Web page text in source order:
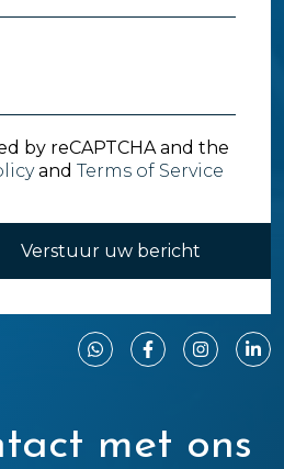
met ons
by reCAPTCHA and the
and Terms of Service